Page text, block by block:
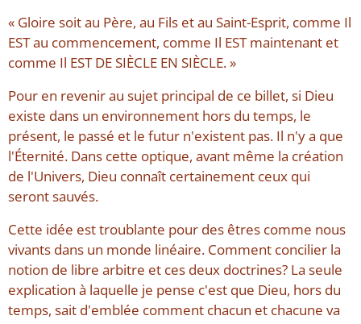
« Gloire soit au Père, au Fils et au Saint-Esprit, comme Il
EST au commencement, comme Il EST maintenant et
comme Il EST DE SIÈCLE EN SIÈCLE. »
Pour en revenir au sujet principal de ce billet, si Dieu
existe dans un environnement hors du temps, le
présent, le passé et le futur n'existent pas. Il n'y a que
l'Éternité. Dans cette optique, avant même la création
de l'Univers, Dieu connaît certainement ceux qui
seront sauvés.
Cette idée est troublante pour des êtres comme nous
vivants dans un monde linéaire. Comment concilier la
notion de libre arbitre et ces deux doctrines? La seule
explication à laquelle je pense c'est que Dieu, hors du
temps, sait d'emblée comment chacun et chacune va